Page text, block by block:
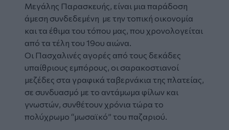
Μεγάλης Παρασκευής, είναι μια παράδοση
άμεση συνδεδεμένη με την τοπική οικονομία
και τα έθιμα του τόπου μας, που χρονολογείται
από τα τέλη του 19ου αιώνα.
Οι Πασχαλινές αγορές από τους δεκάδες
υπαίθριους εμπόρους, οι σαρακοστιανοί
μεζέδες στα γραφικά ταβερνάκια της πλατείας,
σε συνδυασμό με το αντάμωμα φίλων και
γνωστών, συνθέτουν χρόνια τώρα το
πολύχρωμο “μωσαϊκό” του παζαριού.